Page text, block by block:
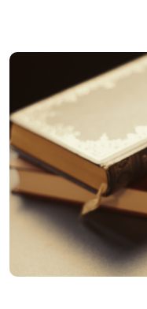
Image